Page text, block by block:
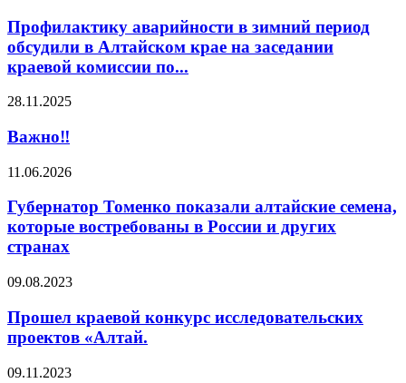
Профилактику аварийности в зимний период
обсудили в Алтайском крае на заседании
краевой комиссии по...
28.11.2025
Важно‼️
11.06.2026
Губернатор Томенко показали алтайские семена,
которые востребованы в России и других
странах
09.08.2023
Прошел краевой конкурс исследовательских
проектов «Алтай.
09.11.2023